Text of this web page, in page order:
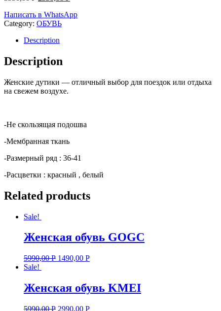
Написать в WhatsApp
Category: ОБУВЬ
Description
Description
Женские дутики — отличный выбор для поездок или отдыха
на свежем воздухе.
-Не скользящая подошва
-Мембранная ткань
-Размерный ряд : 36-41
-Расцветки : красный , белый
Related products
Sale!
Женская обувь GOGC
5990,00Р 1490,00 Р
Sale!
Женская обувь KMEI
5990,00Р 2990,00 Р